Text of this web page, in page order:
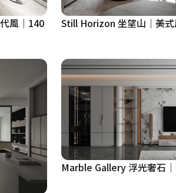
風｜140
Still Horizon 坐望山｜美
Marble Gallery 浮光奢石